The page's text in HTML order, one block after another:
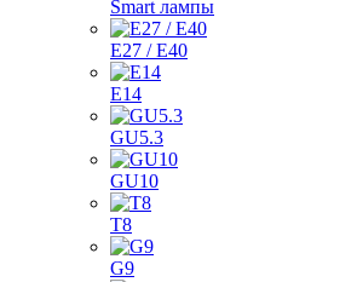
Smart лампы
E27 / E40
E14
GU5.3
GU10
T8
G9